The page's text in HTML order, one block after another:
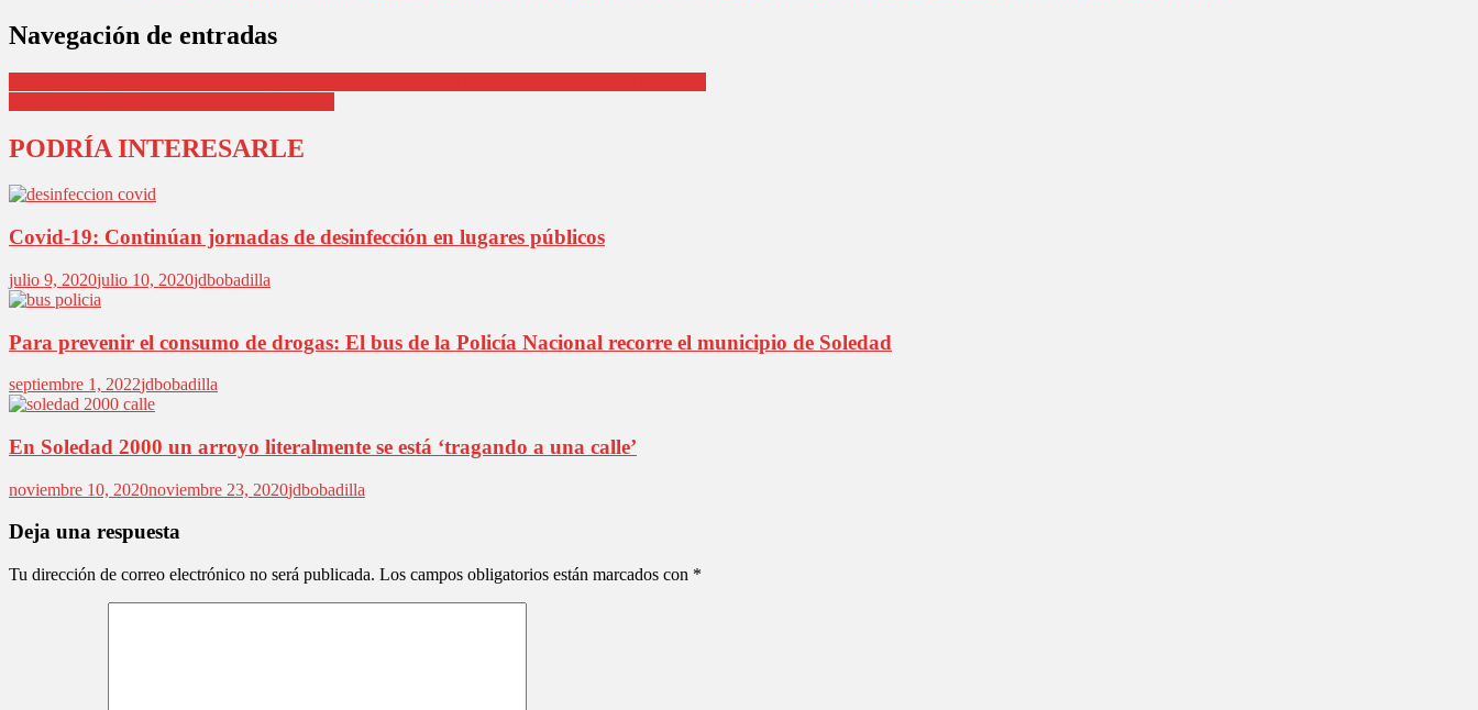
Navegación de entradas
PODRÍA INTERESARLE
Covid-19: Continúan jornadas de desinfección en lugares públicos
julio 9, 2020julio 10, 2020jdbobadilla
Para prevenir el consumo de drogas: El bus de la Policía Nacional recorre el municipio de Soledad
septiembre 1, 2022jdbobadilla
En Soledad 2000 un arroyo literalmente se está ‘tragando a una calle’
noviembre 10, 2020noviembre 23, 2020jdbobadilla
Deja una respuesta
Tu dirección de correo electrónico no será publicada. Los campos obligatorios están marcados con *